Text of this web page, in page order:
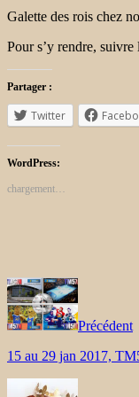
Galette des rois chez
Pour s’y rendre,
Partager :
Twitter
WordPress:
chargement…
Précédent
15 au 29 jan 2017,